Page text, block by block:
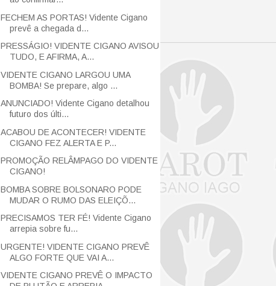
FECHEM AS PORTAS! Vidente Cigano
prevê a chegada d...
PRESSÁGIO! VIDENTE CIGANO AVISOU
TUDO, E AFIRMA, A...
VIDENTE CIGANO LARGOU UMA
BOMBA! Se prepare, algo ...
ANUNCIADO! Vidente Cigano detalhou
futuro dos últi...
ACABOU DE ACONTECER! VIDENTE
CIGANO FEZ ALERTA E P...
PROMOÇÃO RELÂMPAGO DO VIDENTE
CIGANO!
BOMBA SOBRE BOLSONARO PODE
MUDAR O RUMO DAS ELEIÇÕ...
PRECISAMOS TER FÉ! Vidente Cigano
arrepia sobre fu...
URGENTE! VIDENTE CIGANO PREVÊ
ALGO FORTE QUE VAI A...
VIDENTE CIGANO PREVÊ O IMPACTO